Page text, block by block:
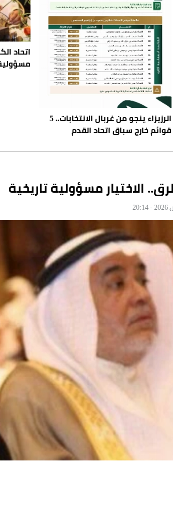
الرزيزاء ينجو من غربال الانتخابات.. 5
قوائم خارج سباق اتحاد القدم
اتحاد
الاختيار مسؤولية تاريخية